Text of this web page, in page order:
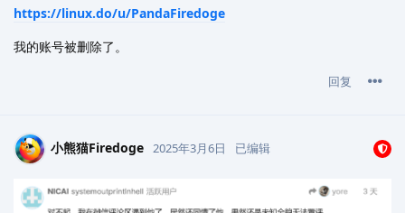
https://linux.do/u/PandaFiredoge
我的账号被删除了。
回复
小熊猫Firedoge 2025年3月6日 已编辑